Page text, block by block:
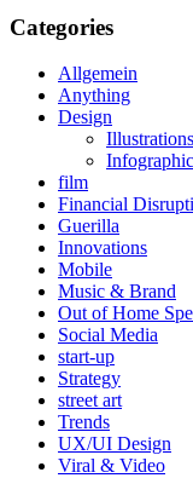
Categories
Allgemein
Anything
Design
Illustrations
film
Financial
Guerilla
Innovations
Mobile
Music & Brand
Out of Home
Social Media
start-up
Strategy
street art
Trends
UX/UI Design
Viral & Video